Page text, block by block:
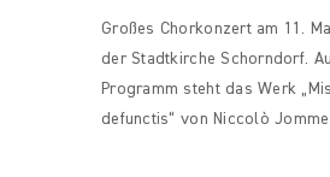
Großes Chorkonzert am 11.
der Stadtkirche Schorndorf.
Programm steht das Werk
defunctis“ von Niccolò